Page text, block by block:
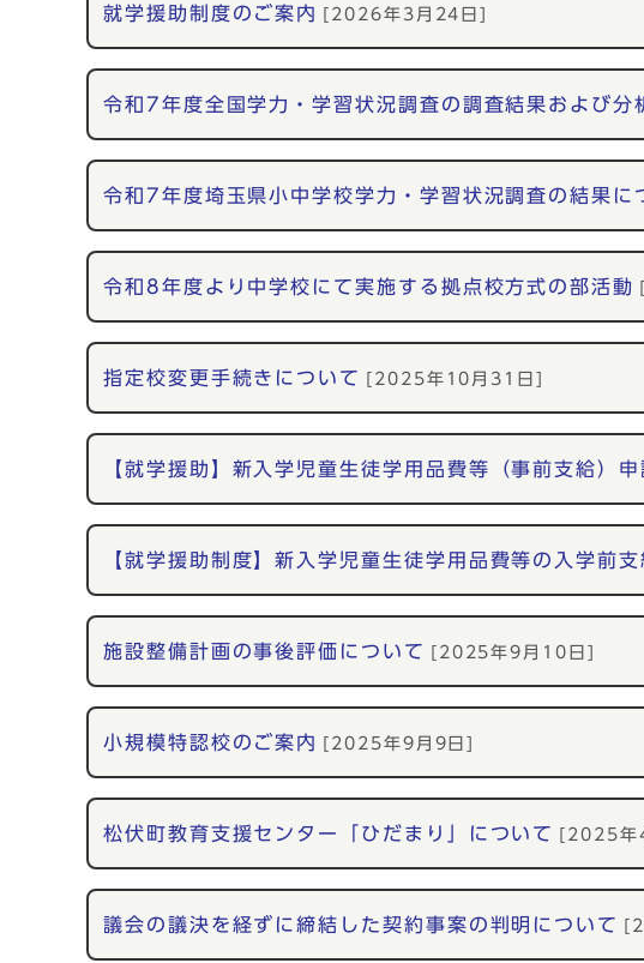
就学援助制度のご案内 [2026年3月24日]
令和7年度全国学力・学習状況調査の調査結果および分
令和7年度埼玉県小中学校学力・学習状況調査の結果に
令和8年度より中学校にて実施する拠点校方式の部活動
指定校変更手続きについて [2025年10月31日]
【就学援助】新入学児童生徒学用品費等（事前支給）
【就学援助制度】新入学児童生徒学用品費等の入学前
施設整備計画の事後評価について [2025年9月10日]
小規模特認校のご案内 [2025年9月9日]
松伏町教育支援センター「ひだまり」について [2025年
議会の議決を経ずに締結した契約事案の判明について